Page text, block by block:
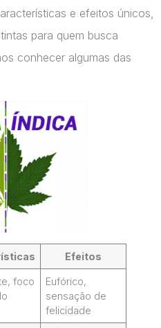
e efeitos únicos,
para quem busca
conhecer algumas das
Efeitos
foco
Eufórico,
sensação de
felicidade